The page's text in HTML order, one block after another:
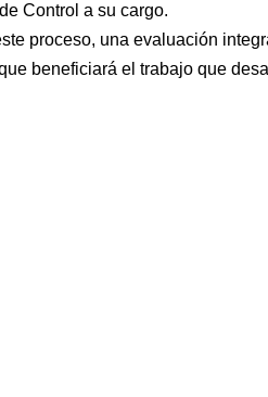
Control a su cargo.
proceso, una evaluación
beneficiará el trabajo que